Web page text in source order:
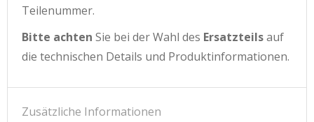
Teilenummer.
Bitte achten Sie bei der Wahl des Ersatzteilsauf
die technischen Details und Produktinformationen.
Zusätzliche Informationen